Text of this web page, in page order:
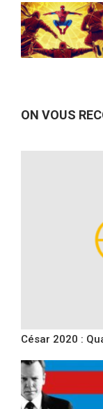
ON VOUS
César 2020 :